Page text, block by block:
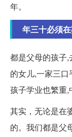
年。
年三十必须
都是父母的孩子
的女儿,一家三
孩子学业也繁重,
其实，无论是在
的。我们都是父